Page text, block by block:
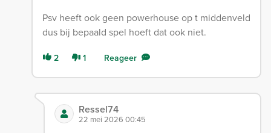
Psv heeft ook geen powerhouse op t middenveld
dus bij bepaald spel hoeft dat ook niet.
2 1 Reageer
Ressel74
22 mei 2026 00:45